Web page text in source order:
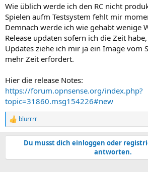
Wie üblich werde ich den RC nicht
Spielen aufm Testsystem fehlt mir
Demnach werde ich wie gehabt wenige
Release updaten sofern ich die Zeit
Updates ziehe ich mir ja ein Image vom
mehr Zeit erfordert.
Hier die release Notes:
https://forum.opnsense.org/index.php?
topic=31860.msg154226#new
R
e
a
i
blurrrr
Du musst dich einloggen oder
antworten.